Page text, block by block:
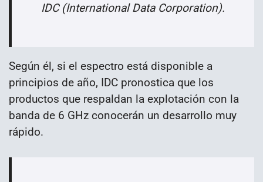
IDC (International Data Corporation).
Según él, si el espectro está disponible a
principios de año, IDC pronostica que los
productos que respaldan la explotación con la
banda de 6 GHz conocerán un desarrollo muy
rápido.